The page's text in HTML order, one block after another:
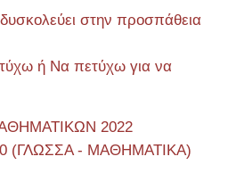
στην προσπάθεια
ή Να πετύχω για να
2022
(ΓΛΩΣΣΑ - ΜΑΘΗΜΑΤΙΚΑ)